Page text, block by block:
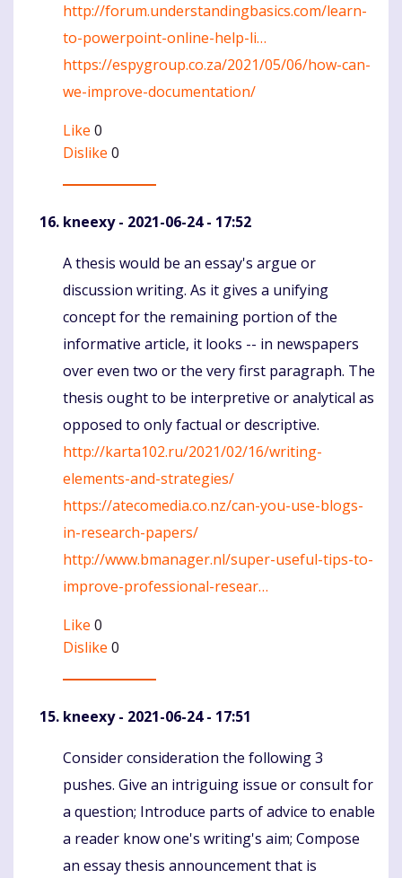
http://forum.understandingbasics.com/learn-
to-powerpoint-online-help-li…
https://espygroup.co.za/2021/05/06/how-can-
we-improve-documentation/
Like 0
Dislike 0
kneexy- 2021-06-24 - 17:52
Komentaras
A thesis would be an essay's argue or
discussion writing. As it gives a unifying
concept for the remaining portion of the
informative article, it looks -- in newspapers
over even two or the very first paragraph. The
thesis ought to be interpretive or analytical as
opposed to only factual or descriptive.
http://karta102.ru/2021/02/16/writing-
elements-and-strategies/
https://atecomedia.co.nz/can-you-use-blogs-
in-research-papers/
http://www.bmanager.nl/super-useful-tips-to-
improve-professional-resear…
Like 0
Dislike 0
kneexy- 2021-06-24 - 17:51
Komentaras
Consider consideration the following 3
pushes. Give an intriguing issue or consult for
a question; Introduce parts of advice to enable
a reader know one's writing's aim; Compose
an essay thesis announcement that is